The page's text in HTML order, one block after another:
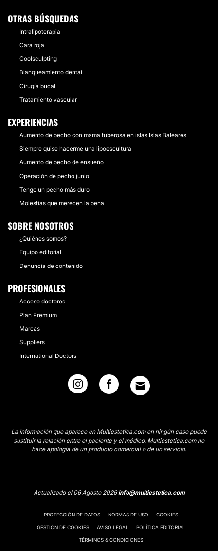
OTRAS BÚSQUEDAS
Intralipoterapia
Cara roja
Coolsculpting
Blanqueamiento dental
Cirugía bucal
Tratamiento vascular
EXPERIENCIAS
Aumento de pecho con mama tuberosa en islas Islas Baleares
Siempre quise hacerme una lipoescultura
Aumento de pecho de ensueño
Operación de pecho junio
Tengo un pecho más duro
Molestias que merecen la pena
SOBRE NOSOTROS
¿Quiénes somos?
Equipo editorial
Denuncia de contenido
PROFESIONALES
Acceso doctores
Plan Premium
Marcas
Suppliers
International Doctors
La información que aparece en Multiestetica.com en ningún caso puede
sustituir la relación entre el paciente y el médico. Multiestetica.com no
hace apología de un producto comercial o de un servicio.
Actualizado el 06 Agosto 2026info@multiestetica.com
PROTECCIÓN DE DATOS NORMAS DE USO COOKIES
GESTIÓN DE COOKIES AVISO LEGAL POLÍTICA EDITORIAL
TÉRMINOS & CONDICIONES